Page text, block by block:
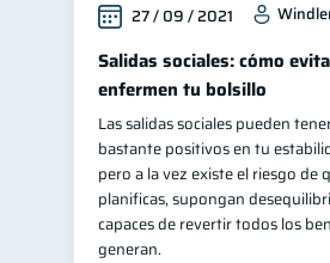
27 / 09 / 2021
Salidas sociales: cómo
enfermen tu bolsillo
Las salidas sociales pueden
bastante positivos en tu
pero a la vez existe el riesgo de
planificas, supongan
capaces de revertir todos los
generan.